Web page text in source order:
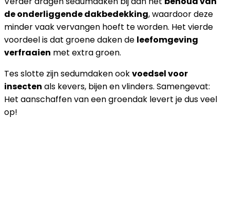
de onderliggende dakbedekking, waardoor deze
minder vaak vervangen hoeft te worden. Het vierde
voordeel is dat groene daken de leefomgeving
verfraaien met extra groen.
Tes slotte zijn sedumdaken ookvoedsel voor
insecten als kevers, bijen en vlinders. Samengevat:
Het aanschaffen van een groendak levert je dus veel
op!